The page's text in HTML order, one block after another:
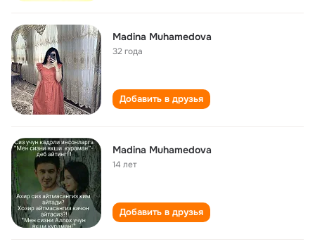
Madina Muhamedova
32 года
Добавить в друзья
Madina Muhamedova
14 лет
Добавить в друзья